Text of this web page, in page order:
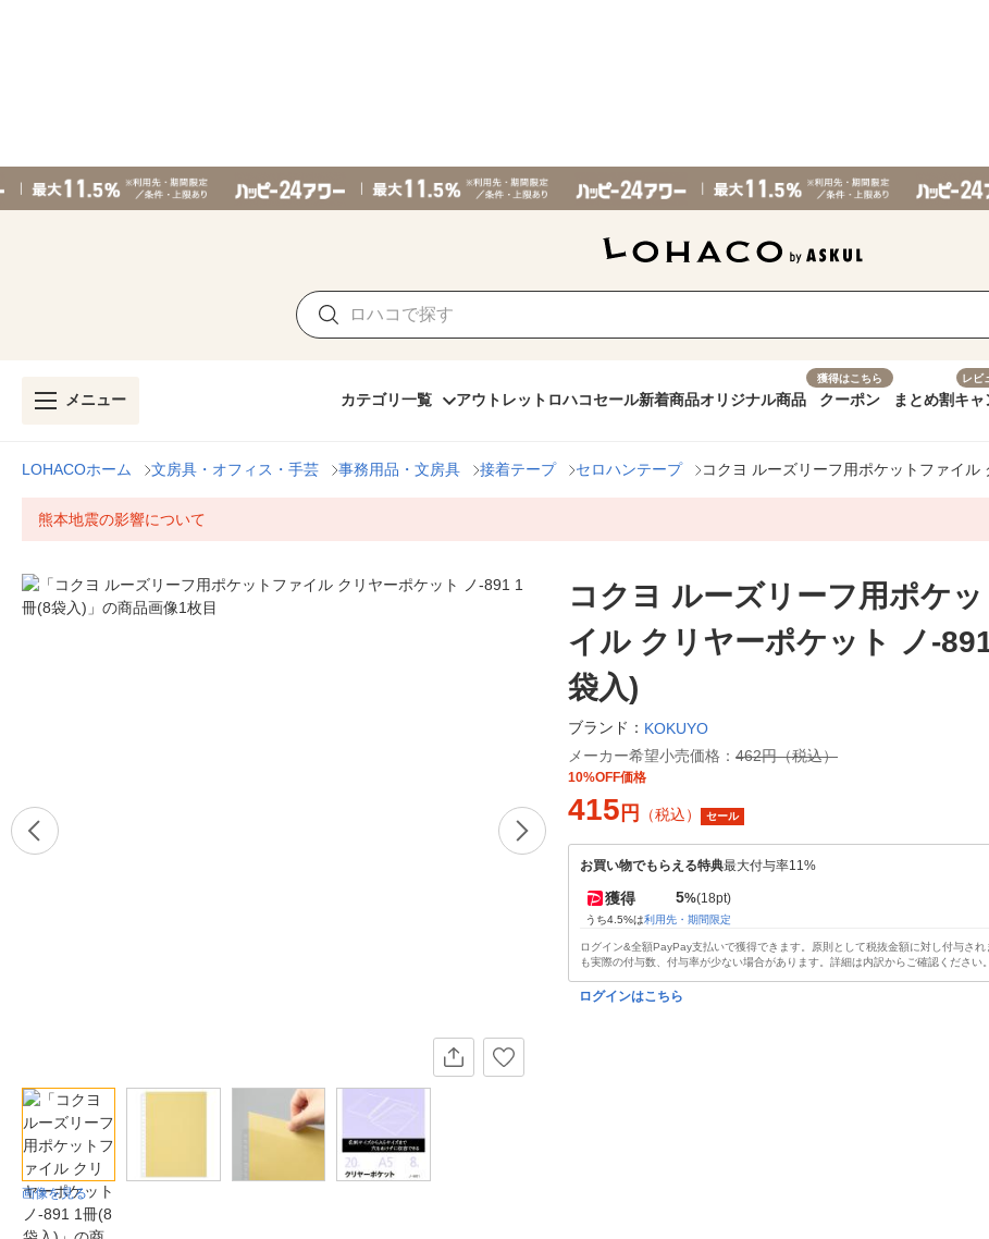
メニュー カテゴリ一覧 アウトレット ロハコセール新着商品オリジナル商品
獲得はこちら
クーポン まとめ割
レビ
キャ
LOHACOホーム 文房具・オフィス・手芸 事務用品・文房具 接着テープ セロハンテープ コクヨ ルーズリーフ用ポケットファイ
熊本地震の影響について
画像を見る
コクヨ ルーズリーフ用ポケ
イル クリヤーポケット ノ-
袋入)
ブランド： KOKUYO
メーカー希望小売価格： 462円（税込）
10%OFF価格
415 円 （税込） セール
お買い物でもらえる特典最大付与率11%
獲得 5%(18pt)
うち4.5%は利用先・期間限定
ログイン&全額PayPay支払いで獲得できます。原則として税抜金額に対し付与され
も実際の付与数、付与率が少ない場合があります。詳細は内訳からご確認ください。
ログインはこちら